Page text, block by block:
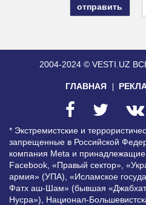
2004-2024 © VESTI.UZ
ГЛАВНАЯ
* Экстремистские и
запрещенные в Российской
компания Meta и
Facebook, «Правый сектор»,
армия» (УПА), «Исламское
Фатх аш-Шам» (бывшая
Нусра»), Национал-